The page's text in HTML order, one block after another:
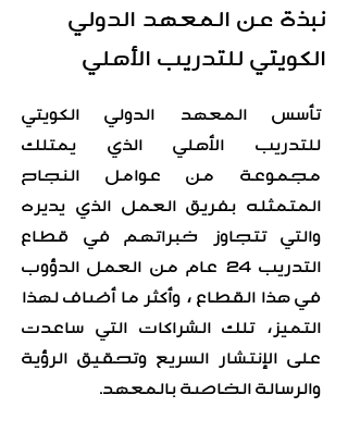
نبذة عن المعهد الدولي
الكويتي للتدريب الأهلي
تأسس المعهد الدولي الكويتي
للتدريب الأهلي الذي يمتلك
مجموعة من عوامل النجاح
المتمثله بفريق العمل الذي يديره
والتي تتجاوز خبراتهم في قطاع
التدريب 24 عام من العمل الدؤوب
في هذا القطاع ، وأكثر ما أضاف لهذا
التميز، تلك الشراكات التي ساعدت
على الإنتشار السريع وتحقيق الرؤية
والرسالة الخاصة بالمعهد.